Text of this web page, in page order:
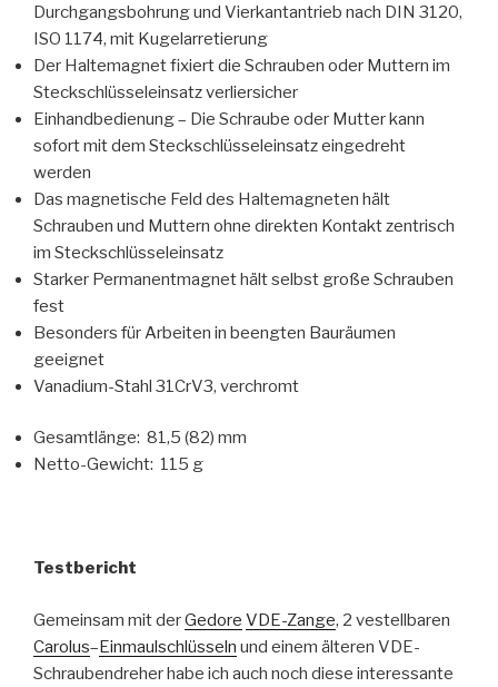
Durchgangsbohrung und Vierkantantrieb nach DIN 3120,
ISO 1174, mit Kugelarretierung
Der Haltemagnet fixiert die Schrauben oder Muttern im
Steckschlüsseleinsatz verliersicher
Einhandbedienung – Die Schraube oder Mutter kann
sofort mit dem Steckschlüsseleinsatz eingedreht
werden
Das magnetische Feld des Haltemagneten hält
Schrauben und Muttern ohne direkten Kontakt zentrisch
im Steckschlüsseleinsatz
Starker Permanentmagnet hält selbst große Schrauben
fest
Besonders für Arbeiten in beengten Bauräumen
geeignet
Vanadium-Stahl 31CrV3, verchromt
Gesamtlänge: 81,5 (82) mm
Netto-Gewicht: 115 g
Testbericht
Gemeinsam mit derGedore VDE-Zange, 2 vestellbaren
Carolus–Einmaulschlüsseln und einem älteren VDE-
Schraubendreher habe ich auch noch diese interessante